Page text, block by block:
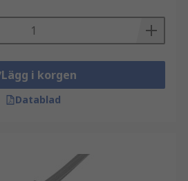
Lägg i korgen
Datablad